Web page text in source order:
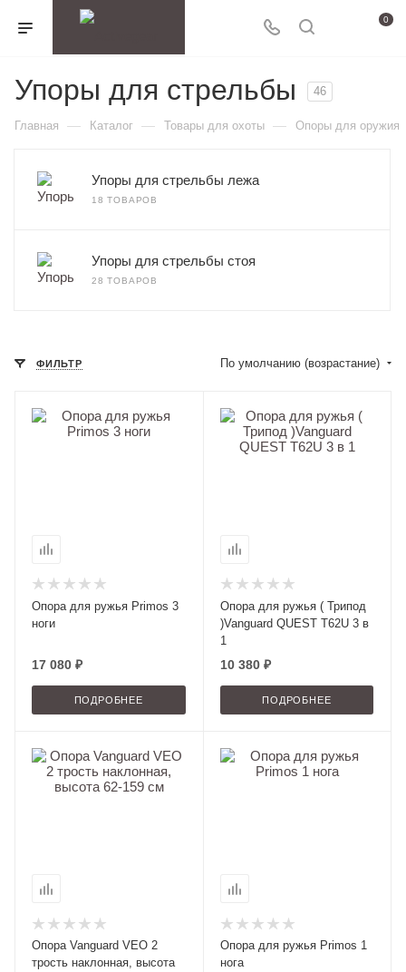
0
Упоры для стрельбы 46
Главная — Каталог — Товары для охоты — Опоры для оружия
Упоры для стрельбы лежа
18 ТОВАРОВ
Упоры для стрельбы стоя
28 ТОВАРОВ
ФИЛЬТР По умолчанию (возрастание)
Опора для ружья Primos 3
ноги
17 080 ₽
ПОДРОБНЕЕ
Опора для ружья ( Трипод
)Vanguard QUEST T62U 3 в
1
10 380 ₽
ПОДРОБНЕЕ
Опора Vanguard VEO 2
трость наклонная, высота
Опора для ружья Primos 1
нога